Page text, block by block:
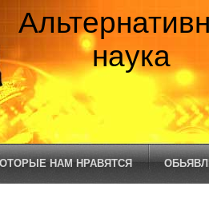
наука
НАМ НРАВЯТСЯ